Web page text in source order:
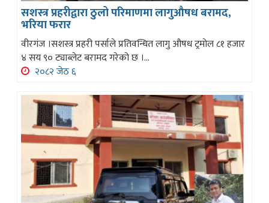
सशस्त्र प्रहरीद्वारा ठुलो परिमाणमा लागुऔषध बरामद,
भरिया फरार
वीरगंज ।सशस्त्र प्रहरी पर्साले प्रतिवन्धित लागु औषध ट्रमोल ८१ हजार
४ सय ९० ट्याब्लेट बरामद गरेको छ ।...
२०८२ जेठ ६